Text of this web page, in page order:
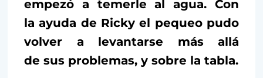
empezó a temerle al agua. Con
la ayuda de Ricky el pequeo pudo
volver a levantarse más allá
de sus problemas, y sobre la tabla.